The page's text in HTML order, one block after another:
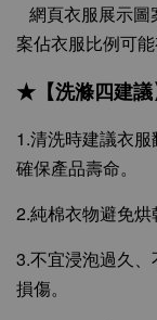
網頁衣服展示圖
案佔衣服比例可
★【洗滌四建議
1.清洗時建議衣
確保產品壽命。
2.純棉衣物避免烘
3.不宜浸泡過久
損傷。